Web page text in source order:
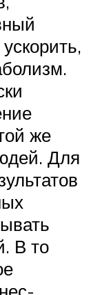
же
Для
В то